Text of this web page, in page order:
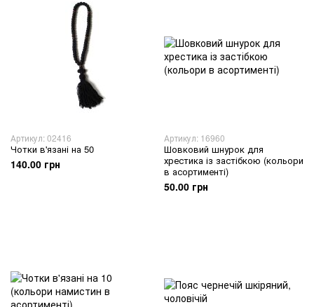
Артикул: 02416
Чотки в'язані на 50
140.00 грн
Артикул: 16960
Шовковий шнурок для
хрестика із застібкою (кольори
в асортименті)
50.00 грн